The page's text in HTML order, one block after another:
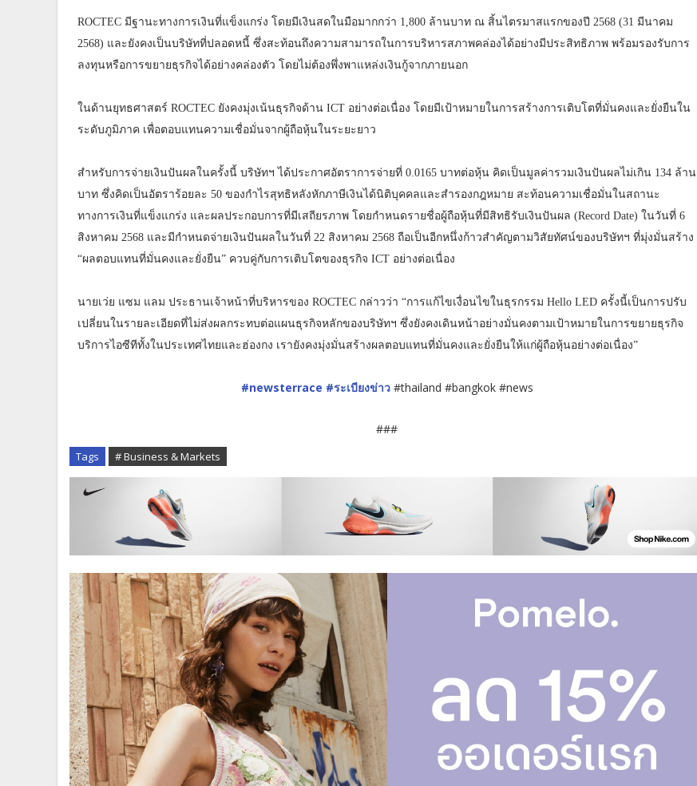
ROCTEC มีฐานะทางการเงินที่แข็งแกร่ง โดยมีเงินสดในมือมากกว่า 1,800 ล้านบาท ณ สิ้นไตรมาสแรกของปี 2568 (31 มีนาคม
2568) และยังคงเป็นบริษัทที่ปลอดหนี้ ซึ่งสะท้อนถึงความสามารถในการบริหารสภาพคล่องได้อย่างมีประสิทธิภาพ พร้อมรองรับการ
ลงทุนหรือการขยายธุรกิจได้อย่างคล่องตัว โดยไม่ต้องพึ่งพาแหล่งเงินกู้จากภายนอก
ในด้านยุทธศาสตร์ ROCTEC ยังคงมุ่งเน้นธุรกิจด้าน ICT อย่างต่อเนื่อง โดยมีเป้าหมายในการสร้างการเติบโตที่มั่นคงและยั่งยืนใน
ระดับภูมิภาค เพื่อตอบแทนความเชื่อมั่นจากผู้ถือหุ้นในระยะยาว
สำหรับการจ่ายเงินปันผลในครั้งนี้ บริษัทฯ ได้ประกาศอัตราการจ่ายที่ 0.0165 บาทต่อหุ้น คิดเป็นมูลค่ารวมเงินปันผลไม่เกิน 134 ล้าน
บาท ซึ่งคิดเป็นอัตราร้อยละ 50 ของกำไรสุทธิหลังหักภาษีเงินได้นิติบุคคลและสำรองกฎหมาย สะท้อนความเชื่อมั่นในสถานะ
ทางการเงินที่แข็งแกร่ง และผลประกอบการที่มีเสถียรภาพ โดยกำหนดรายชื่อผู้ถือหุ้นที่มีสิทธิรับเงินปันผล (Record Date) ในวันที่ 6
สิงหาคม 2568 และมีกำหนดจ่ายเงินปันผลในวันที่ 22 สิงหาคม 2568 ถือเป็นอีกหนึ่งก้าวสำคัญตามวิสัยทัศน์ของบริษัทฯ ที่มุ่งมั่นสร้าง
“ผลตอบแทนที่มั่นคงและยั่งยืน” ควบคู่กับการเติบโตของธุรกิจ ICT อย่างต่อเนื่อง
นายเว่ย แซม แลม ประธานเจ้าหน้าที่บริหารของ ROCTEC กล่าวว่า “การแก้ไขเงื่อนไขในธุรกรรม Hello LED ครั้งนี้เป็นการปรับ
เปลี่ยนในรายละเอียดที่ไม่ส่งผลกระทบต่อแผนธุรกิจหลักของบริษัทฯ ซึ่งยังคงเดินหน้าอย่างมั่นคงตามเป้าหมายในการขยายธุรกิจ
บริการไอซีทีทั้งในประเทศไทยและฮ่องกง เรายังคงมุ่งมั่นสร้างผลตอบแทนที่มั่นคงและยั่งยืนให้แก่ผู้ถือหุ้นอย่างต่อเนื่อง”
#newsterrace #ระเบียงข่าว#thailand #bangkok #news
###
Tags # Business & Markets